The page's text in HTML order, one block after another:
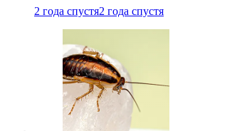
2 года спустя2 года спустя